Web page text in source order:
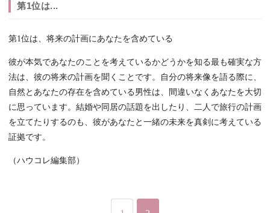
第1位は...
第1位は、将来の計画にあなたを含めている
彼が本気であなたのことを考えているかどうかを知る最も確実な方
法は、彼の将来の計画を聞くことです。自分の将来像を語る際に、
自然とあなたの存在を含めている男性は、間違いなくあなたを大切
に思っています。結婚や同居の話題を出したり、二人で旅行の計画
を立てたりするのも、彼があなたと一緒の未来を真剣に考えている
証拠です。
（ハウコレ編集部）